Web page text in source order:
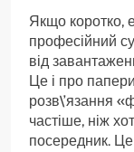
Якщо коротко,
професійний
від
Це і про
розв\’язання
частіше, ніж
посередник.